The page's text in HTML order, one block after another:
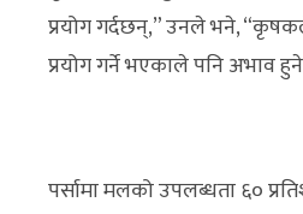
प्रयोग गर्दछन्,” उनले भने,
प्रयोग गर्ने भएकाले पनि अभाव
पर्सामा मलको उपलब्धता ६०